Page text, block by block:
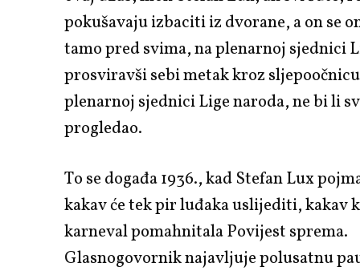
pokušavaju izbaciti iz dvorane, a on se
tamo pred svima, na plenarnoj sjednici
prosviravši sebi metak kroz
plenarnoj sjednici Lige naroda, ne bi li
progledao.
To se događa 1936., kad Stefan Lux
kakav će tek pir luđaka uslijediti, kakav
karneval pomahnitala Povijest sprema.
Glasnogovornik najavljuje polusatnu